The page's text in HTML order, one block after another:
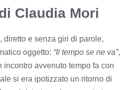
Claudia Mori
diretto e senza giri di parole,
oggetto: “Il tempo se ne va”,
incontro avvenuto tempo fa con
si era ipotizzato un ritorno di